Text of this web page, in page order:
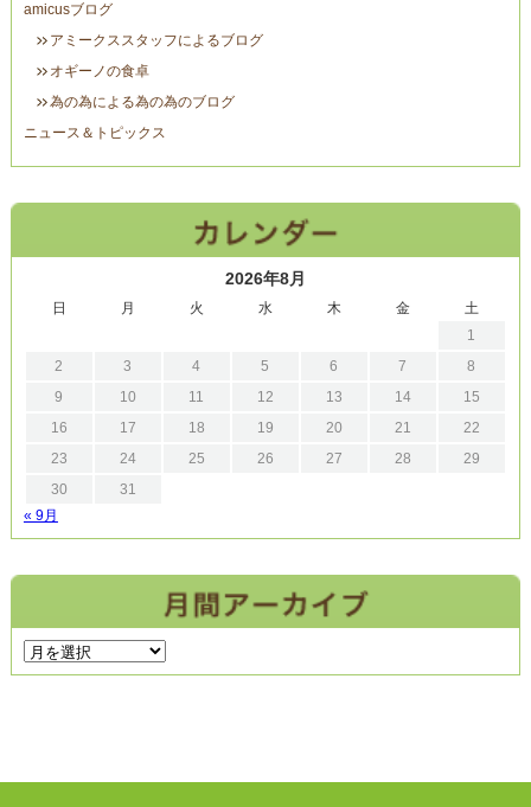
amicusブログ
アミークススタッフによるブログ
オギーノの食卓
為の為による為の為のブログ
ニュース＆トピックス
2026年8月
日 月 火 水 木 金
土
1
2
3 4 5 6 7
8
9
10 11 12 13 14
15
16
17 18 19 20 21
22
23
24 25 26 27 28
29
30
31
« 9月